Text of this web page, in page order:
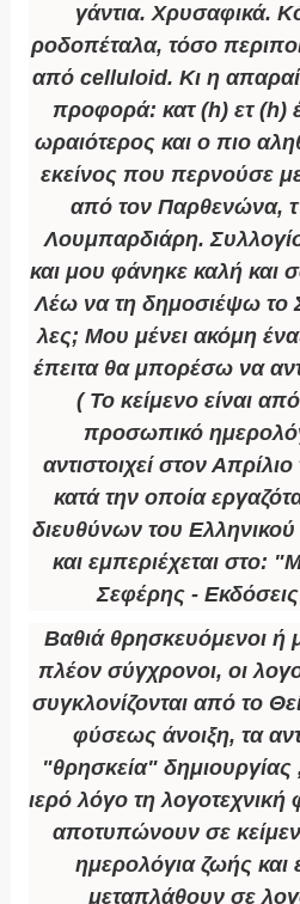
γάντια. Χρυσαφικά.
ροδοπέταλα, τόσο
από celluloid. Κι η
προφορά: κατ (h) ετ (h)
ωραιότερος και ο πιο
εκείνος που περνούσε
από τον Παρθενώνα,
Λουμπαρδιάρη.
και μου φάνηκε καλή και
Λέω να τη δημοσιέψω το
λες; Μου μένει ακόμη
έπειτα θα μπορέσω να
( Το κείμενο είναι
προσωπικό
αντιστοιχεί στον
κατά την οποία
διευθύνων του Ελληνικού
και εμπεριέχεται στο:
Σεφέρης -
Βαθιά θρησκευόμενοι ή
πλέον σύγχρονοι, οι
συγκλονίζονται από το
φύσεως άνοιξη, τα
"θρησκεία" δημιουργίας
ιερό λόγο τη λογοτεχνική
αποτυπώνουν σε
ημερολόγια ζωής και
μεταπλάθουν σε